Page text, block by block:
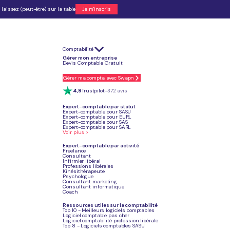
laissez (peut-être) sur la table Je m'inscris
Comptabilité
Gérer mon entreprise
Devis Comptable Gratuit
Gérer ma compta avec Swapn
4,9Trustpilot+372 avis
Expert-comptable par statut
Expert-comptable pour SASU
Expert-comptable pour EURL
Expert-comptable pour SAS
Expert-comptable pour SARL
Voir plus >
Expert-comptable par activité
Freelance
Consultant
Infirmier libéral
Professions libérales
Kinésithérapeute
Psychologue
Consultant marketing
Consultant informatique
Coach
Ressources utiles sur la comptabilité
Top 10 - Meilleurs logiciels comptables
Logiciel comptable pas cher
Logiciel comptabilité profession libérale
Top 8 - Logiciels comptables SASU
le statut le plus simple et gratuit à créer.
le scooter et la voiture exigent une capacité de transport léger (formation de
€ si votre CA est nul.
nets après cotisations et charges opérationnelles.
cotisé au moins 7 212 € par an pour valider 4 trimestres de retraite.
frais légaux) et la comptabilité dès 29€HT/mois, sans engagement.
Je crée mon entreprise